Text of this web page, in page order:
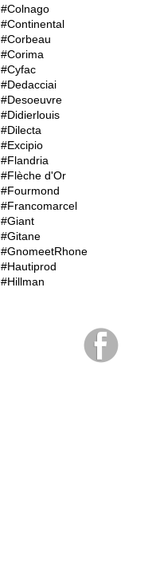
#Colnago
#Continental
#Corbeau
#Corima
#Cyfac
#Dedacciai
#Desoeuvre
#Didierlouis
#Dilecta
#Excipio
#Flandria
#Flèche d'Or
#Fourmond
#Francomarcel
#Giant
#Gitane
#GnomeetRhone
#Hautiprod
#Hillman